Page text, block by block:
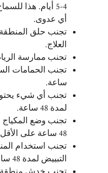
4-5 أيام. هذا
أي عدوى.
العلاج.
تجنب ممارسة الرياضة لمدة 48
ساعة.
تجنب أي شيء
لمدة 48 ساعة.
تجنب وضع المكياج
48 ساعة على الأقل.
تجنب استخدام
التبييض لمدة 48 ساعة.